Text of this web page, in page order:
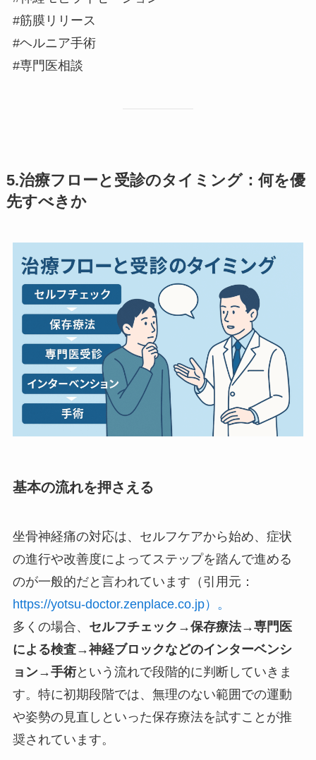
#筋膜リリース
#ヘルニア手術
#専門医相談
5.治療フローと受診のタイミング：何を優
先すべきか
基本の流れを押さえる
坐骨神経痛の対応は、セルフケアから始め、症状
の進行や改善度によってステップを踏んで進める
のが一般的だと言われています（引用元：
https://yotsu-doctor.zenplace.co.jp）。
多くの場合、 セルフチェック→保存療法→専門医
による検査→神経ブロックなどのインターベンシ
ョン→手術という流れで段階的に判断していきま
す。特に初期段階では、無理のない範囲での運動
や姿勢の見直しといった保存療法を試すことが推
奨されています。